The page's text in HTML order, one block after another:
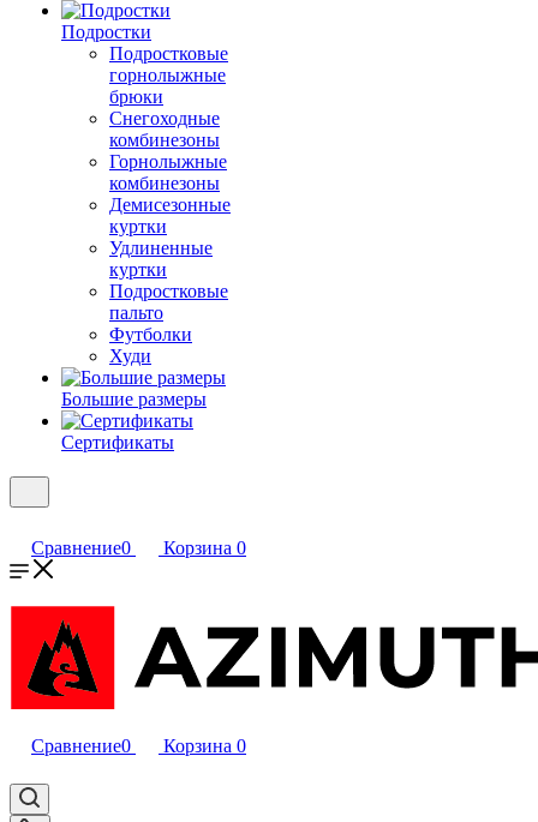
Подростки
Подростковые
горнолыжные
брюки
Снегоходные
комбинезоны
Горнолыжные
комбинезоны
Демисезонные
куртки
Удлиненные
куртки
Подростковые
пальто
Футболки
Худи
Большие размеры
Сертификаты
Сравнение0 Корзина 0
Сравнение0 Корзина 0